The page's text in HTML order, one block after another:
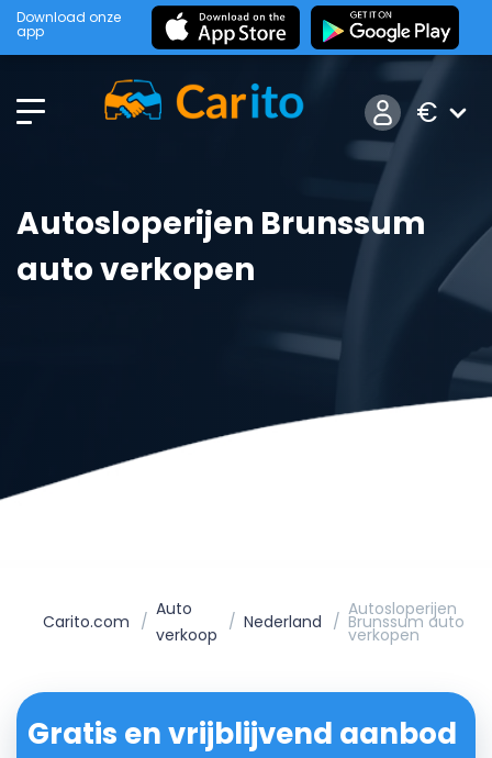
Download onze
app
€
Autosloperijen Brunssum
auto verkopen
Carito.com
Auto
verkoop
Nederland
Autosloperijen
Brunssum auto
verkopen
Gratis en vrijblijvend aanbod